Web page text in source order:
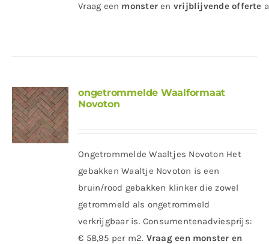
Vraag een monster en vrijblijvende offerte
ongetrommelde Waalformaat
Novoton
Ongetrommelde Waaltjes Novoton Het
gebakken Waaltje Novoton is een
bruin/rood gebakken klinker die zowel
getrommeld als ongetrommeld
verkrijgbaar is. Consumentenadviesprijs:
€ 58,95 per m2. Vraag een monster en